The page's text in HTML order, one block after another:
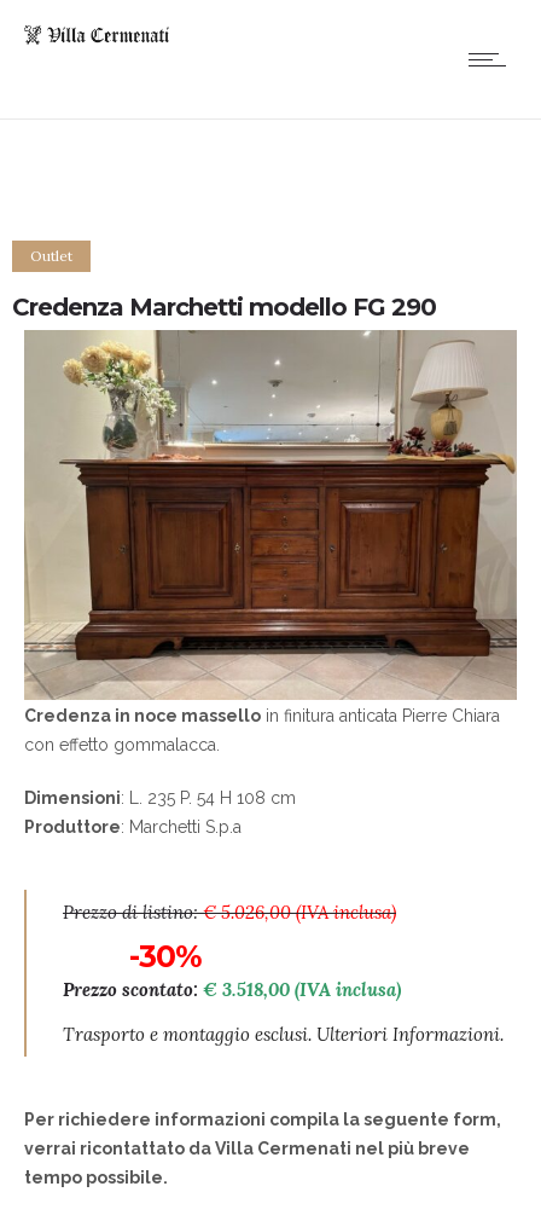
Outlet
Credenza Marchetti modello FG 290
Credenza in noce massello in finitura anticata Pierre Chiara
con effetto gommalacca.
Dimensioni: L. 235 P. 54 H 108 cm
Produttore: Marchetti S.p.a
Prezzo di listino:€ 5.026,00 (IVA inclusa)
-30%
Prezzo scontato: € 3.518,00 (IVA inclusa)
Trasporto e montaggio esclusi. Ulteriori Informazioni.
Per richiedere informazioni compila la seguente form,
verrai ricontattato da Villa Cermenati nel più breve
tempo possibile.